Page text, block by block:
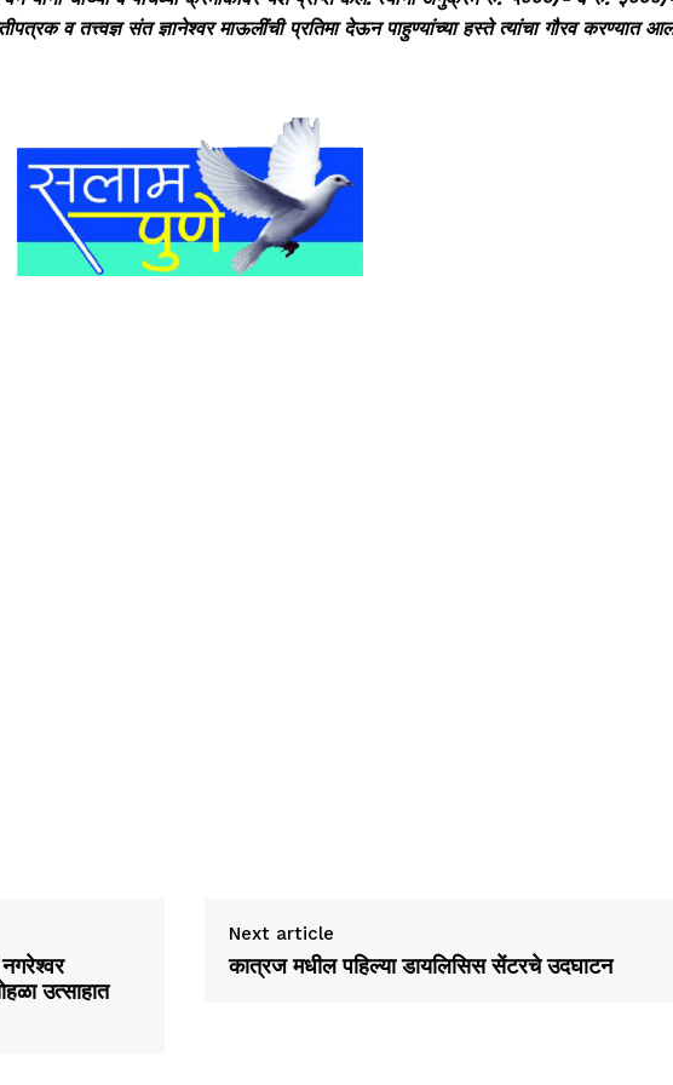
व तत्त्वज्ञ संत ज्ञानेश्‍वर माऊलींची प्रतिमा देऊन पाहुण्यांच्या हस्ते त्यांचा गौरव करण्यात
उत्साहात
Next article
कात्रज मधील पहिल्या डायलिसिस सेंटरचे उदघाटन